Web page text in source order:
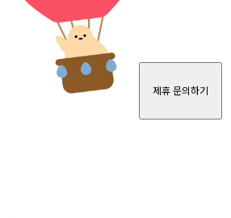
제휴 문의하기